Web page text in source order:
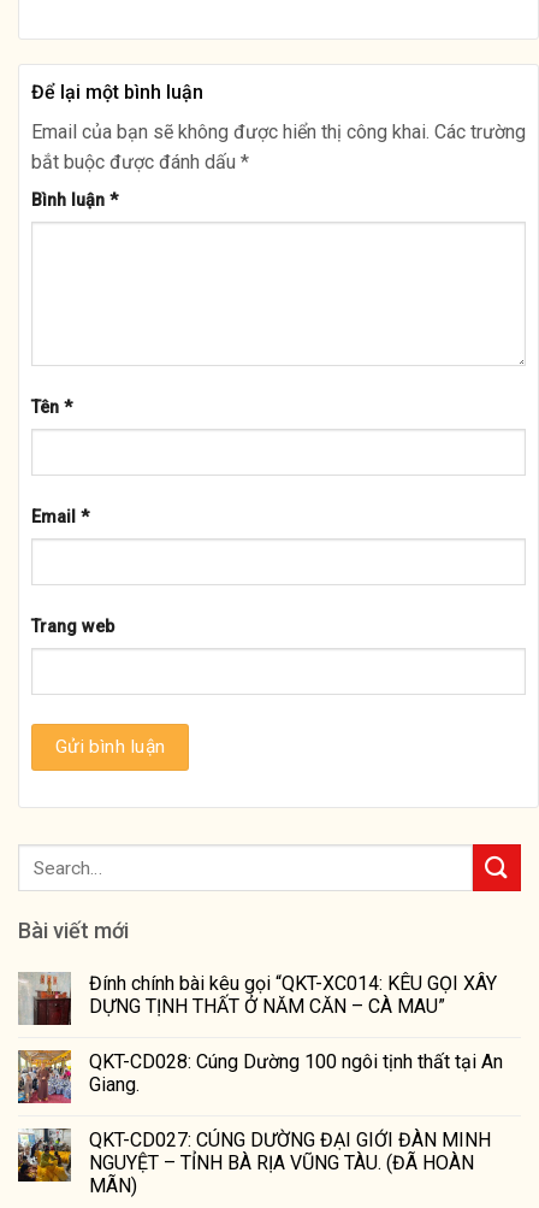
Để lại một bình luận
Email của bạn sẽ không được hiển thị công khai. Các trường
bắt buộc được đánh dấu *
Bình luận *
Tên *
Email *
Trang web
Bài viết mới
Đính chính bài kêu gọi “QKT-XC014: KÊU GỌI XÂY
DỰNG TỊNH THẤT Ở NĂM CĂN – CÀ MAU”
QKT-CD028: Cúng Dường 100 ngôi tịnh thất tại An
Giang.
QKT-CD027: CÚNG DƯỜNG ĐẠI GIỚI ĐÀN MINH
NGUYỆT – TỈNH BÀ RỊA VŨNG TÀU. (ĐÃ HOÀN
MÃN)